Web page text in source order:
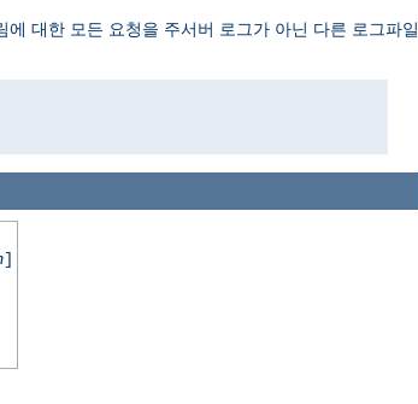
대한 모든 요청을 주서버 로그가 아닌 다른 로그파일
]